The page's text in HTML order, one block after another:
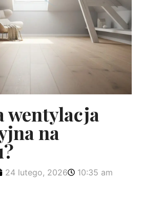
wentylacja
na
24 lutego, 2026
10:35 am